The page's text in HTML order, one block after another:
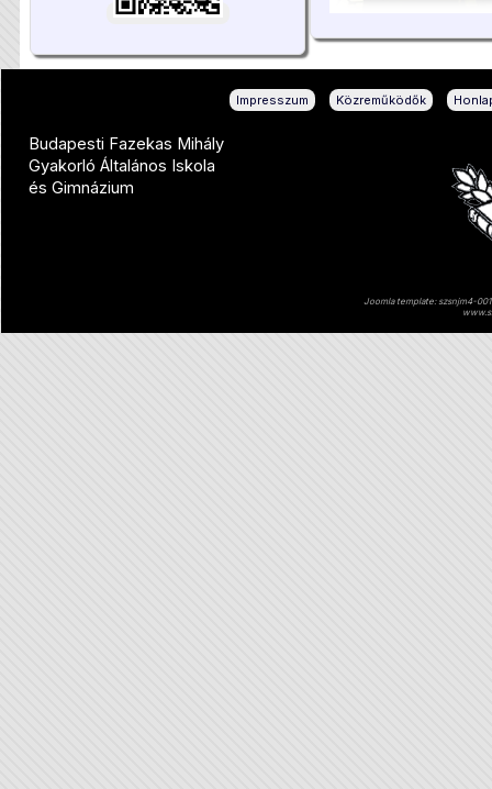
Impresszum Közreműködők
Budapesti Fazekas Mihály
Gyakorló Általános Iskola
és Gimnázium
Joomla template: szsnjm4-